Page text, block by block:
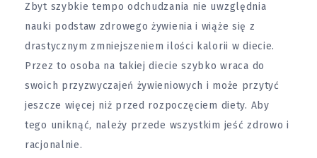
Zbyt szybkie tempo odchudzania nie uwzględnia
nauki podstaw zdrowego żywienia i wiąże się z
drastycznym zmniejszeniem ilości kalorii w diecie.
Przez to osoba na takiej diecie szybko wraca do
swoich przyzwyczajeń żywieniowych i może przytyć
jeszcze więcej niż przed rozpoczęciem diety. Aby
tego uniknąć, należy przede wszystkim jeść zdrowo i
racjonalnie.